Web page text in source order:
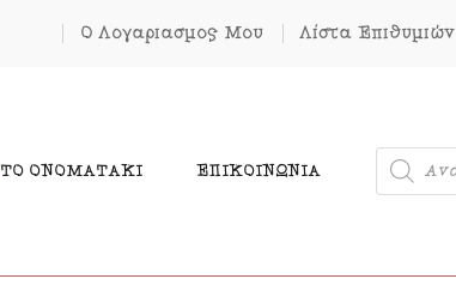
Ο Λογαριασμός Μου Λίστα Επιθυμιών
ΤΟ ΟΝΟΜΑΤΑΚΙ ΕΠΙΚΟΙΝΩΝΊΑ